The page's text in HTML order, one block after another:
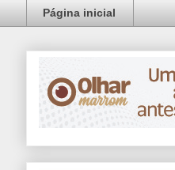
Página inicial